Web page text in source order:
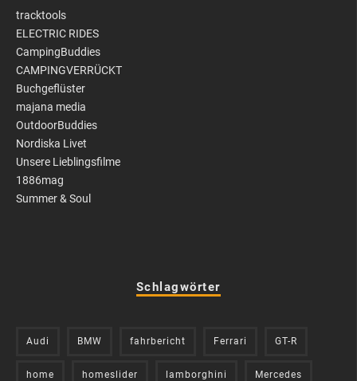
tracktools
ELECTRIC RIDES
CampingBuddies
CAMPINGVERRÜCKT
Buchgeflüster
majana media
OutdoorBuddies
Nordiska Livet
Unsere Lieblingsfilme
1886mag
Summer & Soul
Schlagwörter
Audi BMW fahrbericht Ferrari GT-R
home homeslider lamborghini Mercedes